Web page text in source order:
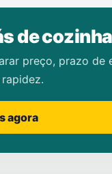
de
preço, prazo
agora